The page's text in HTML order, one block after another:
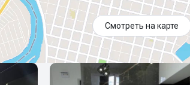
Смотреть на карте